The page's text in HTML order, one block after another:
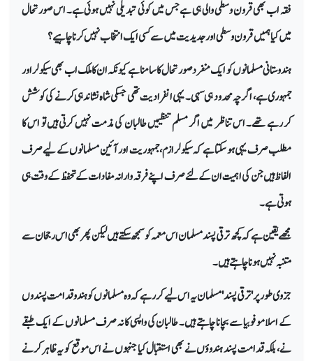
فقہ اب بھی قرون وسطی والی ہی ہے جس میں کوئی تبدیلی نہیں ہوئی ہے۔ اس صورتحال
میں کیا ہمیں قرون وسطی اور جدیدیت میں سے کسی ایک انتخاب نہیں کرنا چاہیے؟
ہندوستانی مسلمانوں کو ایک منفرد صورتحال کا سامنا ہے کیونکہ ان کا ملک اب بھی سیکولر اور
جمہوری ہے، اگرچہ محدود ہی سہی۔ یہی انفرادیت تھی جسکی شاہ نشاندہی کرنے کی کوشش
کر رہے تھے۔ اس تناظر میں اگر مسلم تنظیمیں طالبان کی مذمت نہیں کرتی ہیں تو اس کا
مطلب صرف یہی ہو سکتا ہے کہ سیکولرازم، جمہوریت اور آئین مسلمانوں کے لیے صرف
الفاظ ہیں جن کی اہمیت ان کے لئے صرف اپنے فرقہ وارانہ مفادات کے تحفظ کے وقت ہی
ہوتی ہے۔
مجھے یقین ہے کہ کچھ ترقی پسند مسلمان اس معمہ کو سمجھ سکتے ہیں لیکن پھر بھی اس رجحان سے
متنبہ نہیں ہونا چاہتے ہیں۔
جزوی طور پر 'ترقی پسند' مسلمان یہ اس لیے کر رہے کہ وہ مسلمانوں کو ہندو قدامت پسندوں
کے اسلامو فوبیا سے بچانا چاہتے ہیں۔ طالبان کی واپسی کا نہ صرف مسلمانوں کے ایک طبقے
نے، بلکہ قدامت پسند ہندوؤں نے بھی استقبال کیا جنہوں نے اس موقع کو یہ ظاہر کرنے